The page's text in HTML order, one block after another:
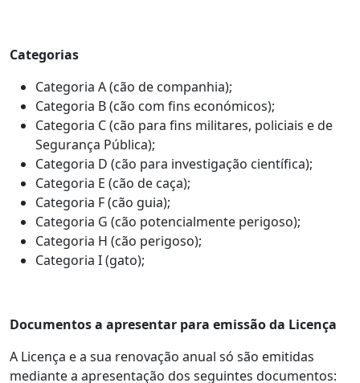
Categorias
Categoria A (cão de companhia);
Categoria B (cão com fins económicos);
Categoria C (cão para fins militares, policiais e de
Segurança Pública);
Categoria D (cão para investigação científica);
Categoria E (cão de caça);
Categoria F (cão guia);
Categoria G (cão potencialmente perigoso);
Categoria H (cão perigoso);
Categoria I (gato);
Documentos a apresentar para emissão da Licença
A Licença e a sua renovação anual só são emitidas
mediante a apresentação dos seguintes documentos: